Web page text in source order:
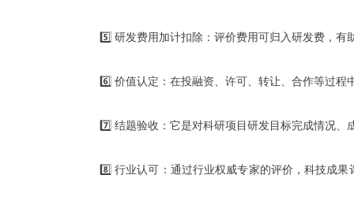
5️⃣ 研发费用加计扣除：评价费用可归入研发费，
6️⃣ 价值认定：在投融资、许可、转让、合作等过
7️⃣ 结题验收：它是对科研项目研发目标完成情况
8️⃣ 行业认可：通过行业权威专家的评价，科技成